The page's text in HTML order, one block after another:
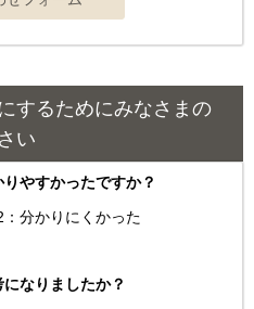
するためにみなさまの
い
やすかったですか？
：分かりにくかった
なりましたか？